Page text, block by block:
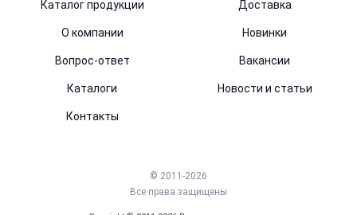
Каталог продукции Доставка
О компании Новинки
Вопрос-ответ Вакансии
Каталоги Новости и статьи
Контакты
© 2011-2026
Все права защищены